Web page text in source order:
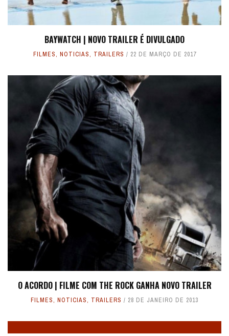
BAYWATCH | NOVO TRAILER É DIVULGADO
FILMES, NOTICIAS, TRAILERS 22 DE MARÇO DE 2017
O ACORDO | FILME COM THE ROCK GANHA NOVO TRAILER
FILMES, NOTICIAS, TRAILERS 28 DE JANEIRO DE 2013